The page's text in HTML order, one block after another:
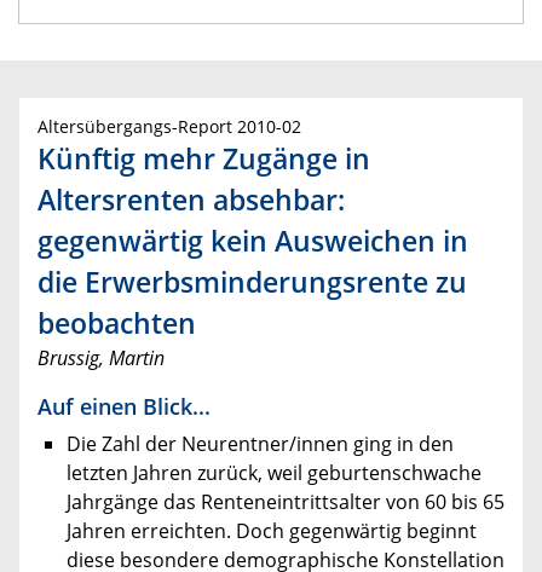
Altersübergangs-Report 2010-02
Künftig mehr Zugänge in
Altersrenten absehbar:
gegenwärtig kein Ausweichen in
die Erwerbsminderungsrente zu
beobachten
Brussig, Martin
Auf einen Blick...
Die Zahl der Neurentner/innen ging in den
letzten Jahren zurück, weil geburtenschwache
Jahrgänge das Renteneintrittsalter von 60 bis 65
Jahren erreichten. Doch gegenwärtig beginnt
diese besondere demographische Konstellation